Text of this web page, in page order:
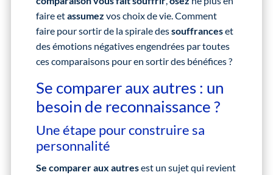
faire etassumez vos choix de vie. Comment
faire pour sortir de la spirale dessouffranceset
des émotions négatives engendrées par toutes
ces comparaisons pour en sortir des bénéfices ?
Se comparer aux autres : un
besoin de reconnaissance ?
Une étape pour construire sa
personnalité
Se comparer aux autresest un sujet qui revient